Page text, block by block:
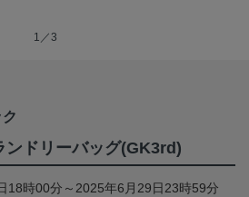
1／3
ンドリーバッグ(GK3rd)
18時00分～2025年6月29日23時59分